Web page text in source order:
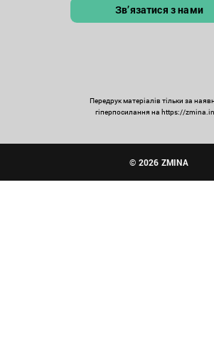
Зв’язатися з нами
Передрук матеріалів тільки за
гіперпосилання на https://
© 2026 ZMINA